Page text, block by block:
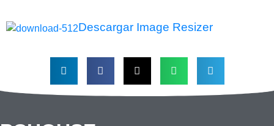
Descargar Image Resizer